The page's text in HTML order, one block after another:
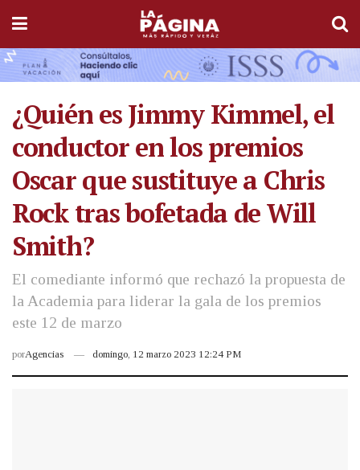
¿Quién es Jimmy Kimmel, el
conductor en los premios
Oscar que sustituye a Chris
Rock tras bofetada de Will
Smith?
El comediante informó que rechazó la propuesta de
la Academia para liderar la gala de los premios
este 12 de marzo
porAgencias domingo, 12 marzo 2023 12:24 PM